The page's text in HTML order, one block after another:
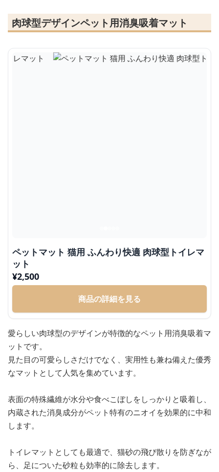
肉球型デザインペット用消臭吸着マット
ペットマット 猫用 ふんわり快適 肉球型トイレマ
ット
¥2,500
商品の詳細を見る
愛らしい肉球型のデザインが特徴的なペット用消臭吸着マ
ットです。
見た目の可愛らしさだけでなく、実用性も兼ね備えた優秀
なマットとして人気を集めています。
表面の特殊繊維が水分や食べこぼしをしっかりと吸着し、
内蔵された消臭成分がペット特有のニオイを効果的に中和
します。
トイレマットとしても最適で、猫砂の飛び散りを防ぎなが
ら、足についた砂粒も効率的に除去します。